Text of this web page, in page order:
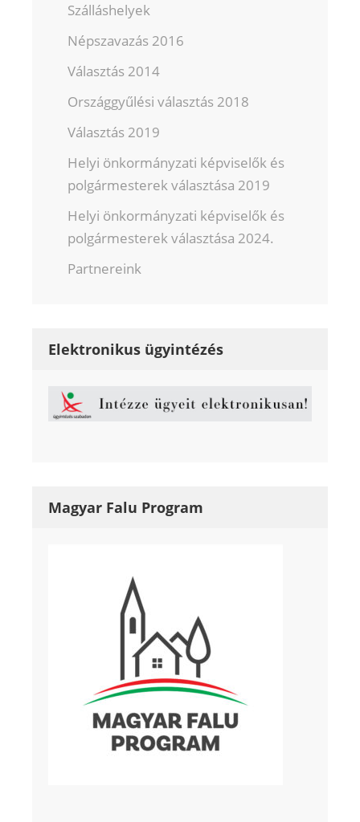
Szálláshelyek
Népszavazás 2016
Választás 2014
Országgyűlési választás 2018
Választás 2019
Helyi önkormányzati képviselők és
polgármesterek választása 2019
Helyi önkormányzati képviselők és
polgármesterek választása 2024.
Partnereink
Elektronikus ügyintézés
Magyar Falu Program